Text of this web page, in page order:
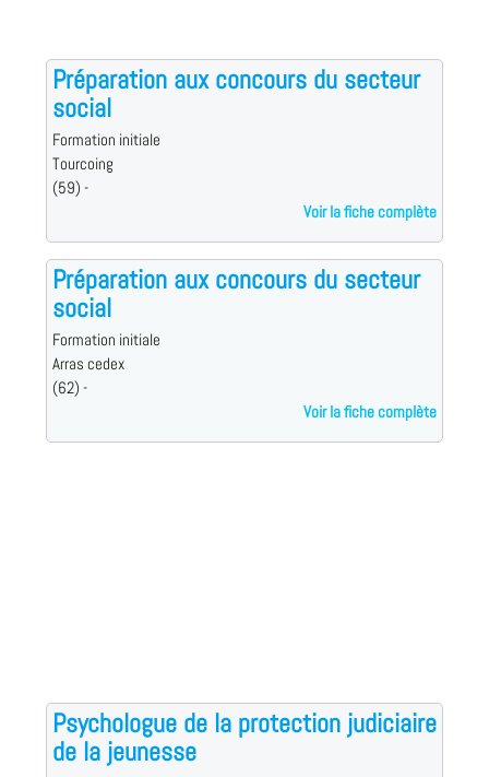
Préparation aux concours du secteur
social
Formation initiale
Tourcoing
(59) -
Voir la fiche complète
Préparation aux concours du secteur
social
Formation initiale
Arras cedex
(62) -
Voir la fiche complète
Psychologue de la protection judiciaire
de la jeunesse